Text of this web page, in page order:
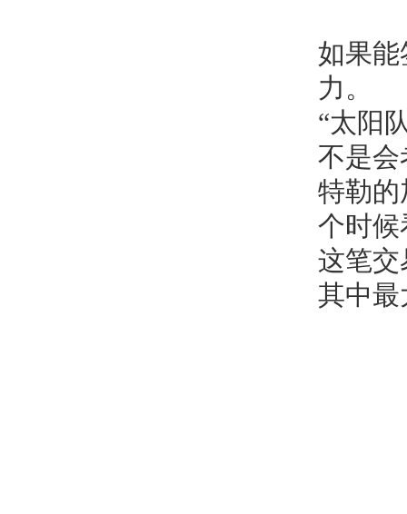
如果能
力。
“太阳
不是会
特勒的
个时候
这笔交
其中最